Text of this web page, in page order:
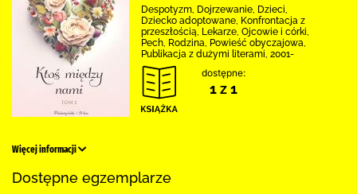
Despotyzm, Dojrzewanie, Dzieci,
Dziecko adoptowane, Konfrontacja z
przeszłością, Lekarze, Ojcowie i córki,
Pech, Rodzina, Powieść obyczajowa,
Publikacja z dużymi literami, 2001-
dostępne:
1 z 1
Więcej informacji
Dostępne egzemplarze